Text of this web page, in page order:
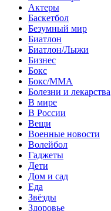
Актеры
Баскетбол
Безумный мир
Биатлон
Биатлон/Лыжи
Бизнес
Бокс
Бокс/MMA
Болезни и лекарства
В мире
В России
Вещи
Военные новости
Волейбол
Гаджеты
Дети
Дом и сад
Еда
Звёзды
Здоровье